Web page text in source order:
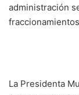
administración
La Presidenta